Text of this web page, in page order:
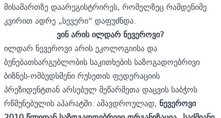
მისამართზე დაარეგისტრირეს, რომელზეც რამდენიმე
კვირით ადრე „სევერი“ დაფუძნდა.
ვინ არის ილდარ ნევეროვი?
ილდარ ნევეროვი არის ეკოლოგიისა და
ბუნებათსარგებლობის საკითხების საზოგადოებრივი
ბიზნეს-ომბუდსმენი რუსეთის ფედერაციის
პრეზიდენტთან არსებულ მეწარმეთა დაცვის საბჭოს
რწმუნებულის აპარატში. ამავდროულად, ნევეროვი